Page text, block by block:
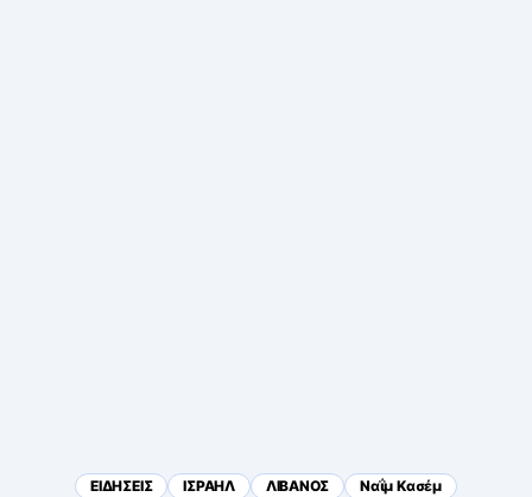
ΕΙΔΗΣΕΙΣ ΙΣΡΑΗΛ ΛΙΒΑΝΟΣ
Ναΐμ Κασέμ